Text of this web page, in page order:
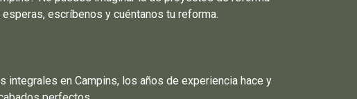
escríbenos y cuéntanos tu reforma.
en Campins, los años de experiencia hace y